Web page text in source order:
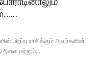
பிறப்பு ராசிக்கும் அவர்களின்
மற்றும்...